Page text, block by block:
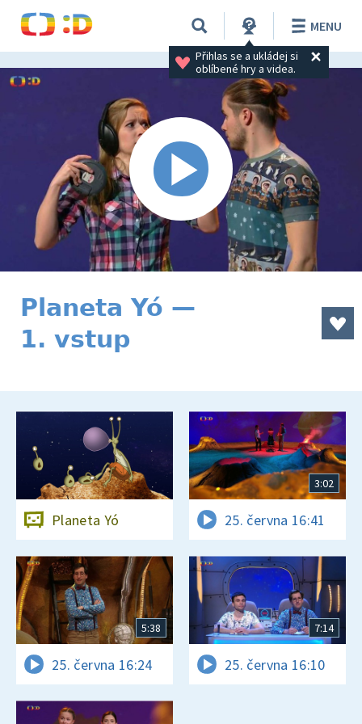
Přihlas se a ukládej si
oblíbené hry a videa.
MENU
Planeta Yó —
1. vstup
Planeta Yó
3:02
25. června 16:41
5:38
25. června 16:24
7:14
25. června 16:10